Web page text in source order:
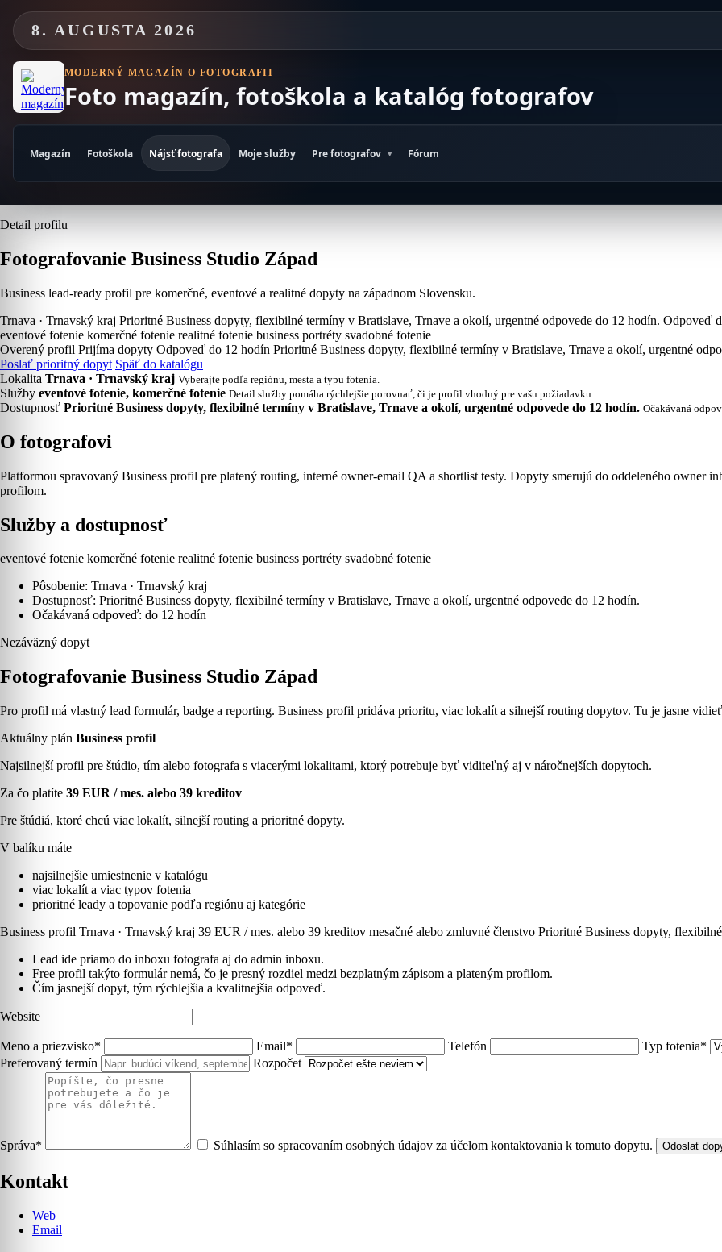
content8. AUGUSTA 2026
MODERNÝ MAGAZÍN O FOTOGRAFII
Foto magazín, fotoškola a katalóg fotografov
Magazín Fotoškola Nájsť fotografa Moje služby Pre fotografov Fórum
Detail profilu
Fotografovanie Business Studio Západ
Business lead-ready profil pre komerčné, eventové a realitné dopyty na západnom Slovensku.
Trnava · Trnavský kraj Prioritné Business dopyty, flexibilné termíny v Bratislave, Trnave a okolí, urgentné odpovede do 12 hodín. Odpoveď
eventové fotenie komerčné fotenie realitné fotenie business portréty svadobné fotenie
Overený profil Prijíma dopyty Odpoveď do 12 hodín Prioritné Business dopyty, flexibilné termíny v Bratislave, Trnave a okolí, urgentné
Poslať prioritný dopyt Späť do katalógu
Lokalita Trnava · Trnavský kraj Vyberajte podľa regiónu, mesta a typu fotenia.
Služby eventové fotenie, komerčné fotenie Detail služby pomáha rýchlejšie porovnať, či je profil vhodný pre vašu požiadavku.
Dostupnosť Prioritné Business dopyty, flexibilné termíny v Bratislave, Trnave a okolí, urgentné odpovede do 12 hodín. Očakávaná
O fotografovi
Platformou spravovaný Business profil pre platený routing, interné owner-email QA a shortlist testy. Dopyty smerujú do oddeleného owner
profilom.
Služby a dostupnosť
eventové fotenie komerčné fotenie realitné fotenie business portréty svadobné fotenie
Pôsobenie: Trnava · Trnavský kraj
Dostupnosť: Prioritné Business dopyty, flexibilné termíny v Bratislave, Trnave a okolí, urgentné odpovede do 12 hodín.
Očakávaná odpoveď: do 12 hodín
Nezáväzný dopyt
Fotografovanie Business Studio Západ
Pro profil má vlastný lead formulár, badge a reporting. Business profil pridáva prioritu, viac lokalít a silnejší routing dopytov. Tu je jasne
Aktuálny plán Business profil
Najsilnejší profil pre štúdio, tím alebo fotografa s viacerými lokalitami, ktorý potrebuje byť viditeľný aj v náročnejších dopytoch.
Za čo platíte 39 EUR / mes. alebo 39 kreditov
Pre štúdiá, ktoré chcú viac lokalít, silnejší routing a prioritné dopyty.
V balíku máte
najsilnejšie umiestnenie v katalógu
viac lokalít a viac typov fotenia
prioritné leady a topovanie podľa regiónu aj kategórie
Business profil Trnava · Trnavský kraj 39 EUR / mes. alebo 39 kreditov mesačné alebo zmluvné členstvo Prioritné Business dopyty,
Lead ide priamo do inboxu fotografa aj do admin inboxu.
Free profil takýto formulár nemá, čo je presný rozdiel medzi bezplatným zápisom a plateným profilom.
Čím jasnejší dopyt, tým rýchlejšia a kvalitnejšia odpoveď.
Website
Meno a priezvisko* Email* Telefón
Typ fotenia*
Preferovaný termín
Rozpočet
Správa* Súhlasím so spracovaním osobných údajov za účelom kontaktovania k tomuto dopytu. Odoslať
Kontakt
Web
Email